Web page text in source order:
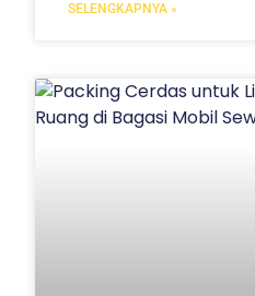
SELENGKAPNYA »